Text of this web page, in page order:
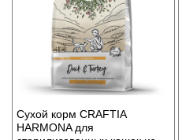
Сухой корм CRAFTIA
HARMONA для